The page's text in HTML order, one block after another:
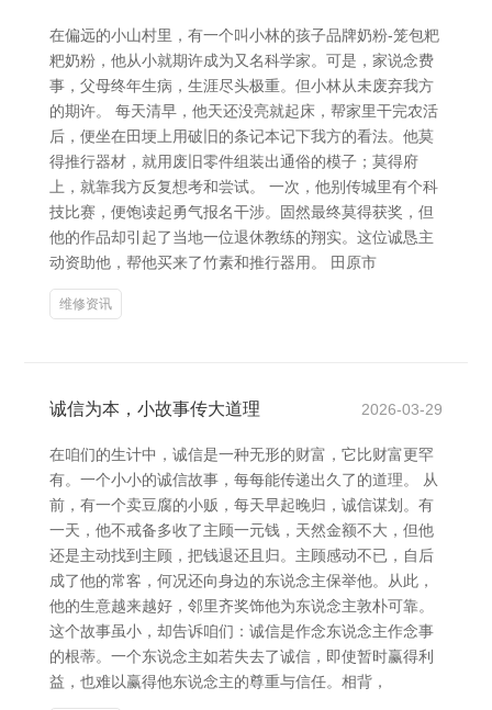
在偏远的小山村里，有一个叫小林的孩子品牌奶粉-笼包粑
粑奶粉，他从小就期许成为又名科学家。可是，家说念费
事，父母终年生病，生涯尽头极重。但小林从未废弃我方
的期许。 每天清早，他天还没亮就起床，帮家里干完农活
后，便坐在田埂上用破旧的条记本记下我方的看法。他莫
得推行器材，就用废旧零件组装出通俗的模子；莫得府
上，就靠我方反复想考和尝试。 一次，他别传城里有个科
技比赛，便饱读起勇气报名干涉。固然最终莫得获奖，但
他的作品却引起了当地一位退休教练的翔实。这位诚恳主
动资助他，帮他买来了竹素和推行器用。 田原市
维修资讯
诚信为本，小故事传大道理 2026-03-29
在咱们的生计中，诚信是一种无形的财富，它比财富更罕
有。一个小小的诚信故事，每每能传递出久了的道理。 从
前，有一个卖豆腐的小贩，每天早起晚归，诚信谋划。有
一天，他不戒备多收了主顾一元钱，天然金额不大，但他
还是主动找到主顾，把钱退还且归。主顾感动不已，自后
成了他的常客，何况还向身边的东说念主保举他。从此，
他的生意越来越好，邻里齐奖饰他为东说念主敦朴可靠。
这个故事虽小，却告诉咱们：诚信是作念东说念主作念事
的根蒂。一个东说念主如若失去了诚信，即使暂时赢得利
益，也难以赢得他东说念主的尊重与信任。相背，